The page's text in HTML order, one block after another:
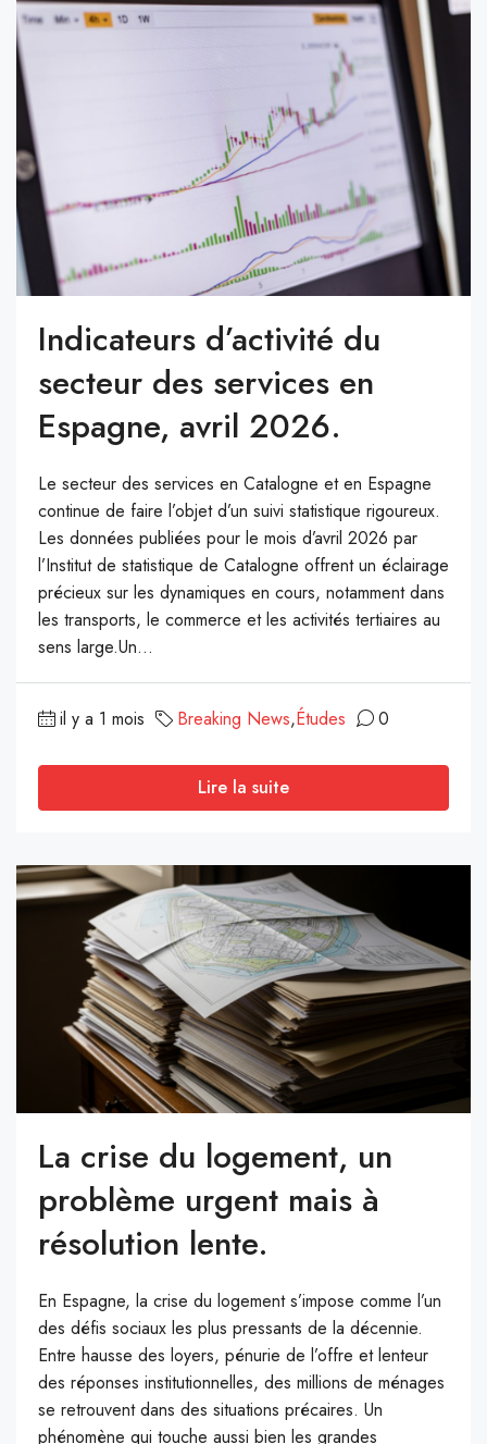
Indicateurs d’activité du
secteur des services en
Espagne, avril 2026.
Le secteur des services en Catalogne et en Espagne
continue de faire l’objet d’un suivi statistique rigoureux.
Les données publiées pour le mois d’avril 2026 par
l’Institut de statistique de Catalogne offrent un éclairage
précieux sur les dynamiques en cours, notamment dans
les transports, le commerce et les activités tertiaires au
sens large.Un...
il y a 1 mois Breaking News,Études 0
Lire la suite
La crise du logement, un
problème urgent mais à
résolution lente.
En Espagne, la crise du logement s’impose comme l’un
des défis sociaux les plus pressants de la décennie.
Entre hausse des loyers, pénurie de l’offre et lenteur
des réponses institutionnelles, des millions de ménages
se retrouvent dans des situations précaires. Un
phénomène qui touche aussi bien les grandes